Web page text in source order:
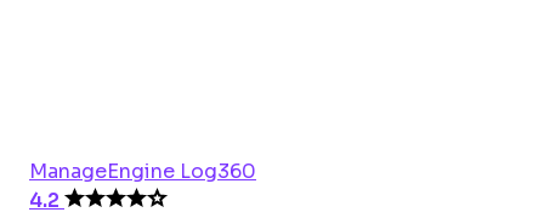
ManageEngine Log360
4.2